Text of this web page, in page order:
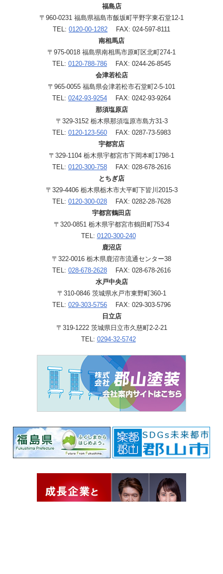
福島店
〒960-0231 福島県福島市飯坂町平野字東石堂12-1
TEL: 0120-00-1282 FAX: 024-597-8111
南相馬店
〒975-0018 福島県南相馬市原町区北町274-1
TEL: 0120-788-786 FAX: 0244-26-8545
会津若松店
〒965-0055 福島県会津若松市石堂町2-5-101
TEL: 0242-93-9254 FAX: 0242-93-9264
那須塩原店
〒329-3152 栃木県那須塩原市島方31-3
TEL: 0120-123-560 FAX: 0287-73-5983
宇都宮店
〒329-1104 栃木県宇都宮市下岡本町1798-1
TEL: 0120-300-758 FAX: 028-678-2616
とちぎ店
〒329-4406 栃木県栃木市大平町下皆川2015-3
TEL: 0120-300-028 FAX: 0282-28-7628
宇都宮鶴田店
〒320-0851 栃木県宇都宮市鶴田町753-4
TEL: 0120-300-240
鹿沼店
〒322-0016 栃木県鹿沼市流通センター38
TEL: 028-678-2628 FAX: 028-678-2616
水戸中央店
〒310-0846 茨城県水戸市東野町360-1
TEL: 029-303-5756 FAX: 029-303-5796
日立店
〒319-1222 茨城県日立市久慈町2-2-21
TEL: 0294-32-5742